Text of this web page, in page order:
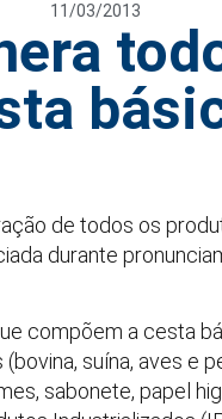
11/03/2013
de todos os
durante
compõem a cesta
suína, aves e
sabonete, papel